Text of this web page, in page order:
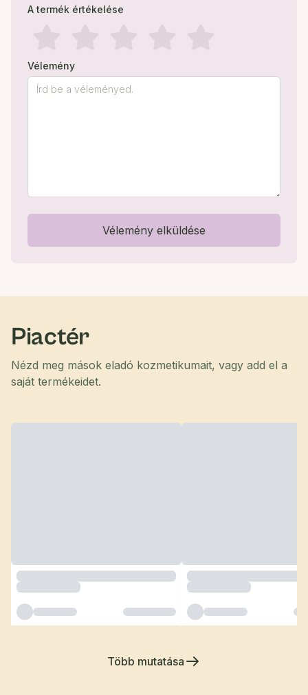
A termék értékelése
Vélemény
Vélemény elküldése
Piactér
Nézd meg mások eladó kozmetikumait, vagy add el a
saját termékeidet.
Több mutatása